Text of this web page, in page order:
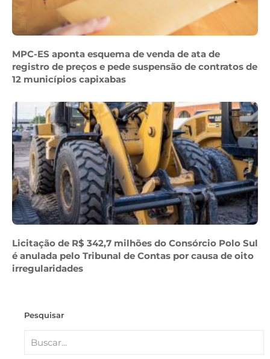
MPC-ES aponta esquema de venda de ata de
registro de preços e pede suspensão de contratos de
12 municípios capixabas
Licitação de R$ 342,7 milhões do Consórcio Polo Sul
é anulada pelo Tribunal de Contas por causa de oito
irregularidades
Pesquisar